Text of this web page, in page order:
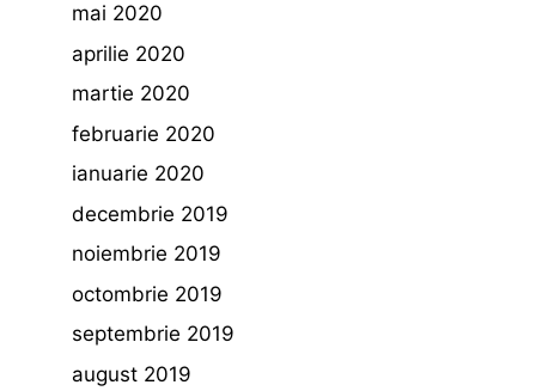
mai 2020
aprilie 2020
martie 2020
februarie 2020
ianuarie 2020
decembrie 2019
noiembrie 2019
octombrie 2019
septembrie 2019
august 2019